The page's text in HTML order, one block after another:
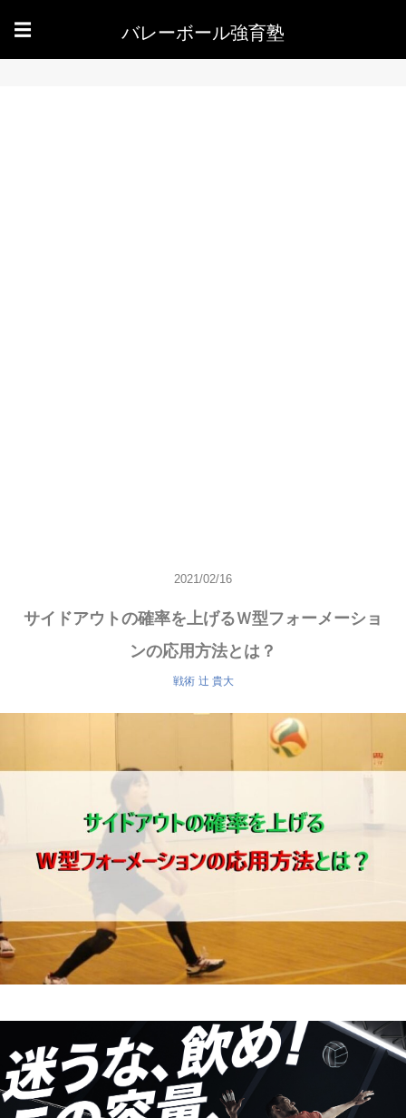
☰ バレーボール強育塾
2021/02/16
サイドアウトの確率を上げるＷ型フォーメーショ
ンの応用方法とは？
戦術 辻 貴大